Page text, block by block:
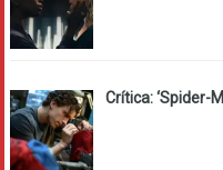
Crítica: ‘Spider-